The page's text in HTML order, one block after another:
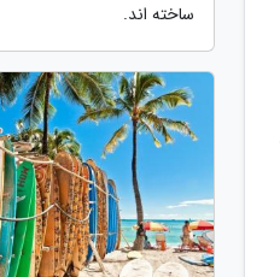
ساخته اند.